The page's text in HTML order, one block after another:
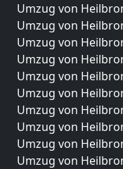
Umzug von
Umzug von
Umzug von
Umzug von
Umzug von
Umzug von
Umzug von
Umzug von
Umzug von
Umzug von